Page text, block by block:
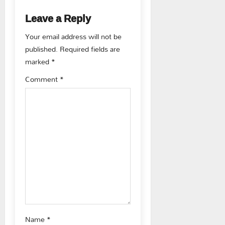
a
v
i
g
Leave a Reply
Your email address will not be
published. Required fields are
marked*
Comment*
Name*